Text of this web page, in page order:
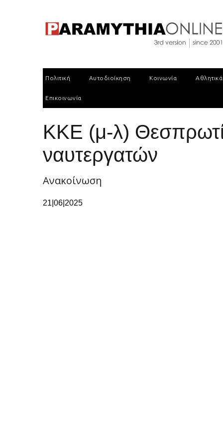
Πολιτική Αυτοδιοίκηση Κοινωνία Αθλητικά
Επικοινωνία
ΚΚΕ (μ-λ)
ναυτεργατών
Ανακοίνωση
21|06|2025